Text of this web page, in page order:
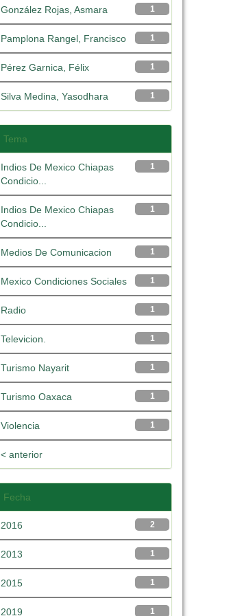
1
González Rojas, Asmara
1
Pamplona Rangel, Francisco
1
Pérez Garnica, Félix
1
Silva Medina, Yasodhara
Tema
1
Indios De Mexico Chiapas
Condicio...
1
Indios De Mexico Chiapas
Condicio...
1
Medios De Comunicacion
1
Mexico Condiciones Sociales
1
Radio
1
Televicion.
1
Turismo Nayarit
1
Turismo Oaxaca
1
Violencia
< anterior
Fecha
2
2016
1
2013
1
2015
1
2019